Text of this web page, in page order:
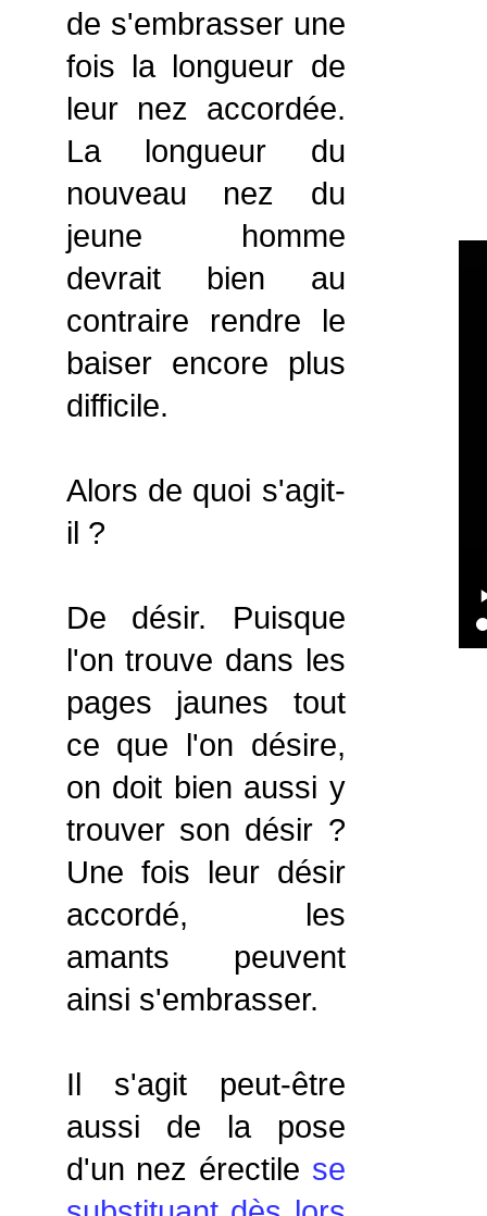
de s'embrasser une
fois la longueur de
leur nez accordée.
La longueur du
nouveau nez du
jeune homme
devrait bien au
contraire rendre le
baiser encore plus
difficile.
Alors de quoi s'agit-
il ?
De désir. Puisque
l'on trouve dans les
pages jaunes tout
ce que l'on désire,
on doit bien aussi y
trouver son désir ?
Une fois leur désir
accordé, les
amants peuvent
ainsi s'embrasser.
Il s'agit peut-être
aussi de la pose
d'un nez érectile se